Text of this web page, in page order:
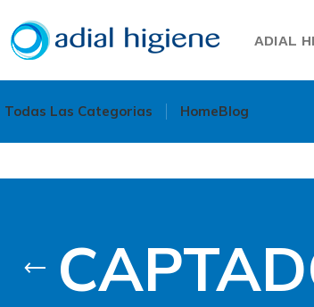
ADIAL
Todas Las Categorias HomeBlog